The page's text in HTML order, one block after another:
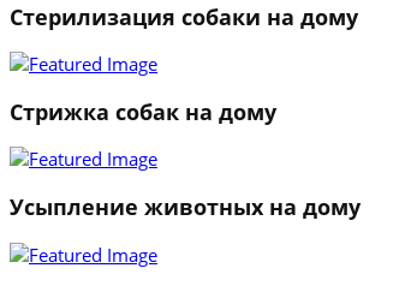
1
3
←
Стерилизация собаки на дому
Стрижка собак на дому
Усыпление животных на дому